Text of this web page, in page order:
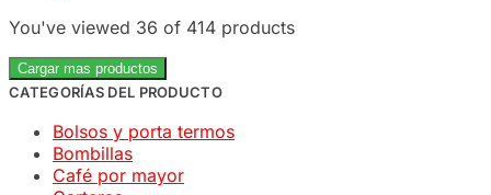
You've viewed 36 of 414 products
Cargar mas productos
CATEGORÍAS DEL PRODUCTO
Bolsos y porta termos
Bombillas
Café por mayor